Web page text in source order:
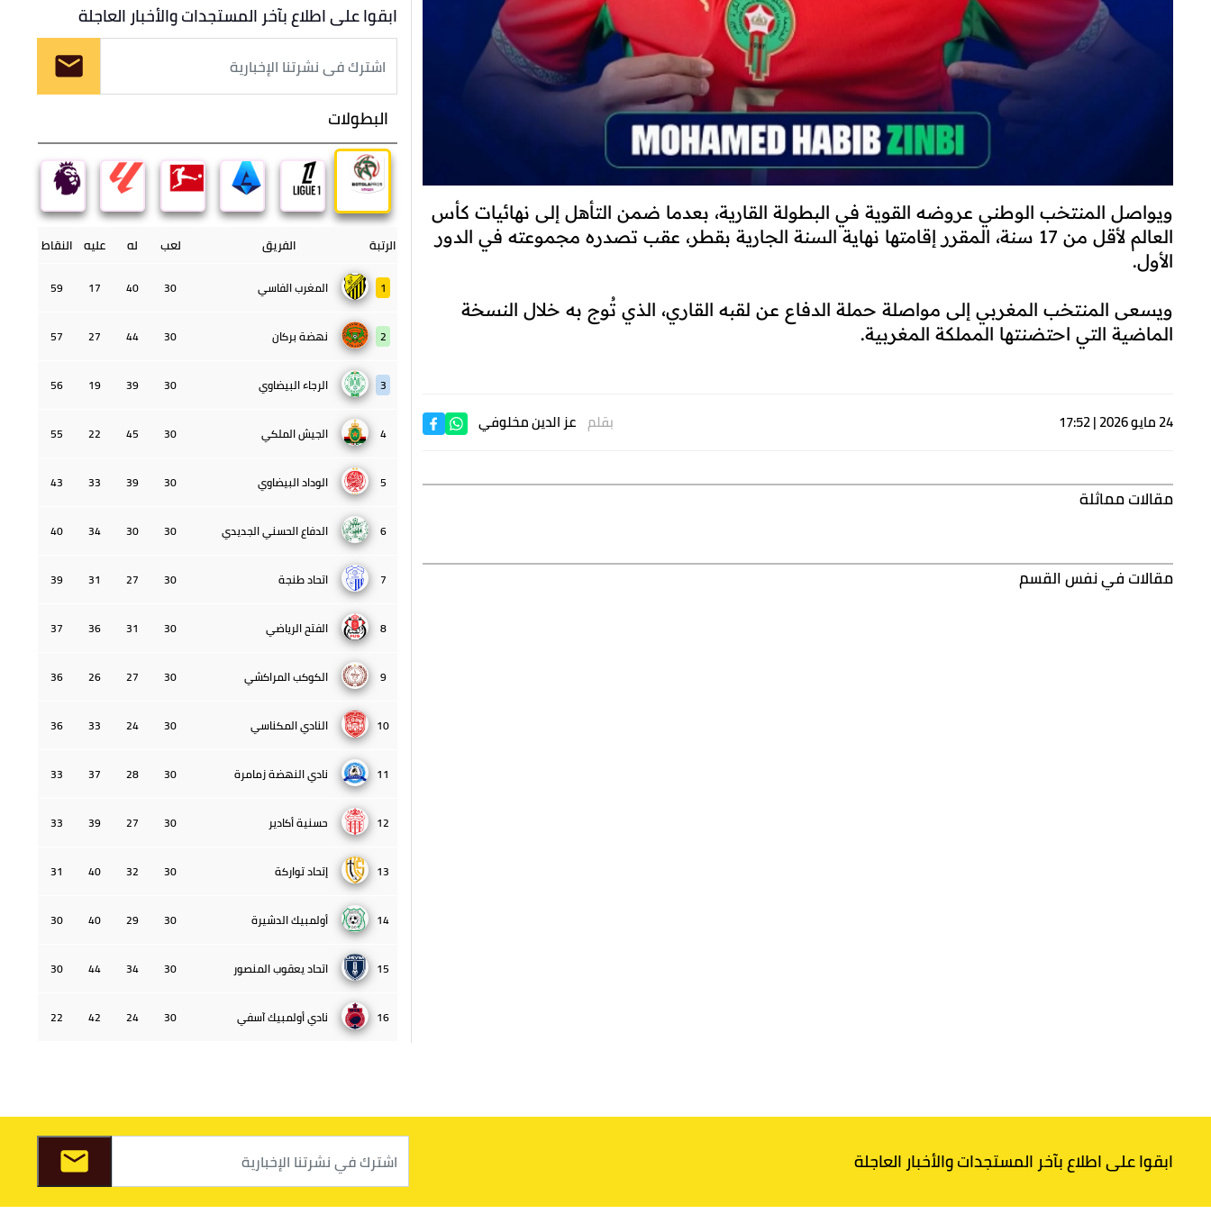
ويواصل المنتخب الوطني عروضه القوية في البطولة القارية، بعدما ضمن التأهل إلى نهائيات كأس
العالم لأقل من 17 سنة، المقرر إقامتها نهاية السنة الجارية بقطر، عقب تصدره مجموعته في الدور
الأول.
ويسعى المنتخب المغربي إلى مواصلة حملة الدفاع عن لقبه القاري، الذي تُوج به خلال النسخة
الماضية التي احتضنتها المملكة المغربية.
24 مايو 2026 | 17:52 بقلم عز الدين مخلوفي
مقالات مماثلة
مقالات في نفس القسم
ابقوا على اطلاع بآخر المستجدات والأخبار العاجلة
البطولات
الرتبة الفريق لعب له عليه النقاط
1 المغرب الفاسي 30
40
17
59
2 نهضة بركان 30
44
27
57
3 الرجاء البيضاوي 30
39
19
56
4 الجيش الملكي 30
45
22
55
5 الوداد البيضاوي 30
39
33
43
6 الدفاع الحسني الجديدي 30
30
34
40
7 اتحاد طنجة 30
27
31
39
8 الفتح الرياضي 30
31
36
37
9 الكوكب المراكشي 30
27
26
36
10 النادي المكناسي 30
24
33
36
11 نادي النهضة زمامرة 30
28
37
33
12 حسنية أكادير 30
27
39
33
13 إتحاد تواركة 30
32
40
31
14 أولمبيك الدشيرة 30
29
40
30
15 اتحاد يعقوب المنصور 30
34
44
30
16 نادي أولمبيك آسفي 30
24
42
22
ابقوا على اطلاع بآخر المستجدات والأخبار العاجلة